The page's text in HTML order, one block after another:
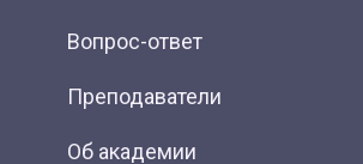
Вопрос-ответ
Преподаватели
Об академии